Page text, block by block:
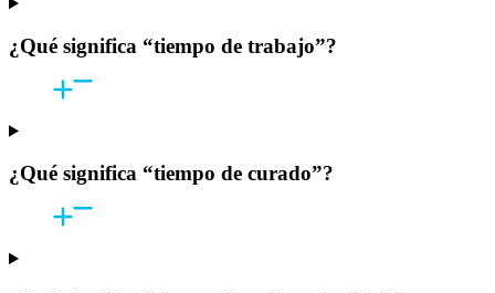
¿Qué significa “tiempo de trabajo”?
¿Qué significa “tiempo de curado”?